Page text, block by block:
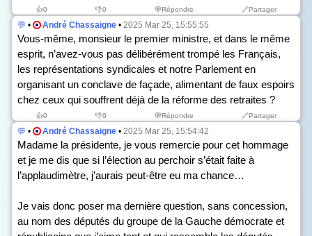
👍0 👎0 💬Répondre 🔗Partager
💬 • André Chassaigne • 2025 Mar 25, 15:55:55
Vous-même, monsieur le premier ministre, et dans le même
esprit, n’avez-vous pas délibérément trompé les Français,
les représentations syndicales et notre Parlement en
organisant un conclave de façade, alimentant de faux espoirs
chez ceux qui souffrent déjà de la réforme des retraites ?
👍0 👎0 💬Répondre 🔗Partager
💬 • André Chassaigne • 2025 Mar 25, 15:54:42
Madame la présidente, je vous remercie pour cet hommage
et je me dis que si l’élection au perchoir s’était faite à
l’applaudimètre, j’aurais peut-être eu ma chance…
Je vais donc poser ma dernière question, sans concession,
au nom des députés du groupe de la Gauche démocrate et